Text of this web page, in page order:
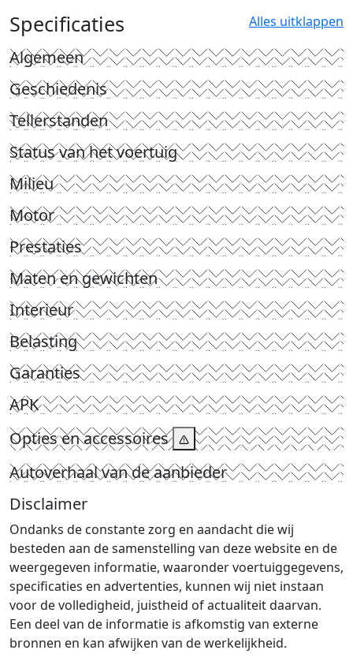
Specificaties Alles uitklappen
Algemeen
Geschiedenis
Tellerstanden
Status van het voertuig
Milieu
Motor
Prestaties
Maten en gewichten
Interieur
Belasting
Garanties
APK
Opties en accessoires
Autoverhaal van de aanbieder
Disclaimer
Ondanks de constante zorg en aandacht die wij
besteden aan de samenstelling van deze website en de
weergegeven informatie, waaronder voertuiggegevens,
specificaties en advertenties, kunnen wij niet instaan
voor de volledigheid, juistheid of actualiteit daarvan.
Een deel van de informatie is afkomstig van externe
bronnen en kan afwijken van de werkelijkheid.